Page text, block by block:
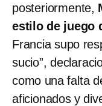
posteriormente,
estilo de juego
Francia supo
sucio”,
como una falta
aficionados y